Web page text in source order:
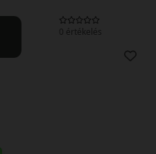
0 értékelés